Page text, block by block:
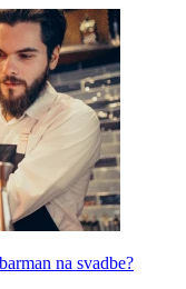
na svadbe?